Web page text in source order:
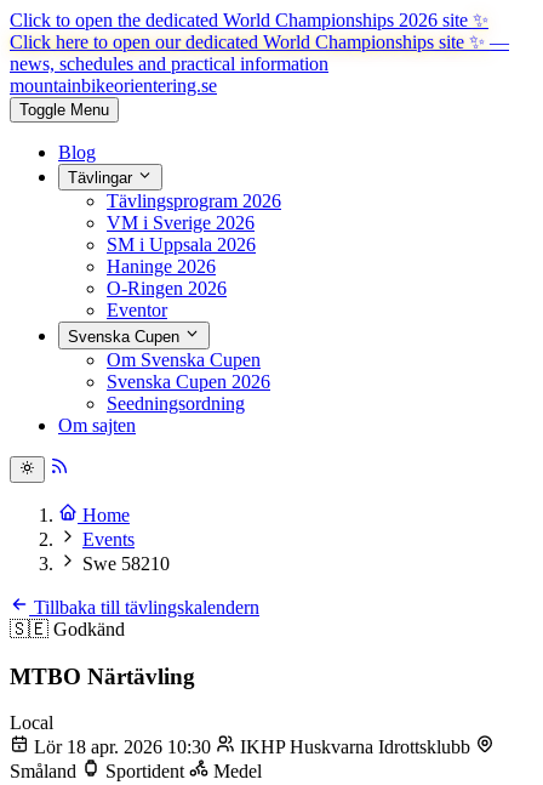
Click to open the dedicated World Championships 2026 site ✨
Click here to open our dedicated World Championships site ✨ —
news, schedules and practical information
mountainbikeorientering.se
Toggle Menu
Blog
Tävlingar
Tävlingsprogram 2026
VM i Sverige 2026
SM i Uppsala 2026
Haninge 2026
O-Ringen 2026
Eventor
Svenska Cupen
Om Svenska Cupen
Svenska Cupen 2026
Seedningsordning
Om sajten
Home
Events
Swe 58210
Tillbaka till tävlingskalendern
🇸🇪 Godkänd
MTBO Närtävling
Local
Lör 18 apr. 2026 10:30
IKHP Huskvarna Idrottsklubb
Småland
Sportident
Medel